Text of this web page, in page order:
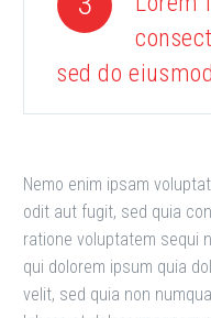
sed do eiusmod
Nemo enim ipsam
odit aut fugit, sed quia
ratione voluptatem sequi
qui dolorem ipsum quia
velit, sed quia non